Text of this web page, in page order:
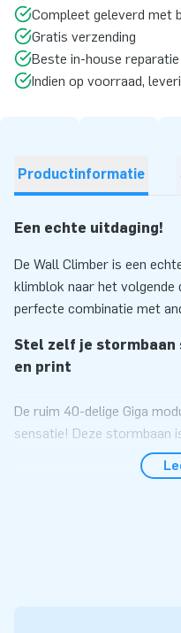
Compleet geleverd met
Gratis verzending
Beste in-house
Indien op voorraad,
Productinformatie
Een echte uitdaging!
De Wall Climber is een
klimblok naar het volgende
perfecte combinatie met
Stel zelf je stormbaan
en print
De ruim 40-delige Giga
sensatie! Deze stormbaan
de standaard stormbaan
uitdaging aan kunt gaan.